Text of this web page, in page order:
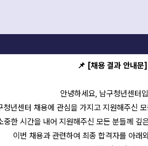
📌 [채용 결과 안내문]
안녕하세요, 남구청년센터
청년센터 채용에 관심을 가지고 지원해주신
중한 시간을 내어 지원해주신 모든 분들께 깊
이번 채용과 관련하여 최종 합격자를 아래